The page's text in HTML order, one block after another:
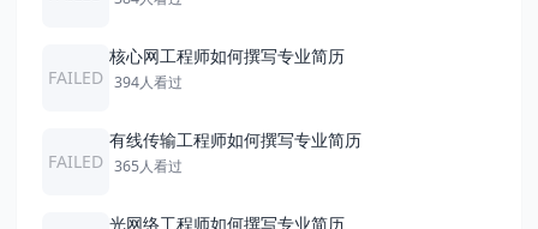
FAILED
核心网工程师如何撰写专业简历
394人看过
FAILED
有线传输工程师如何撰写专业简历
365人看过
光网络工程师如何撰写专业简历